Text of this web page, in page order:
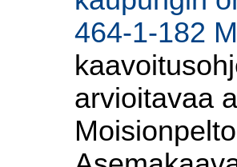
464-1-182
arvioitavaa